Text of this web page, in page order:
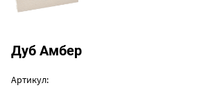
Дуб Амбер
Артикул: